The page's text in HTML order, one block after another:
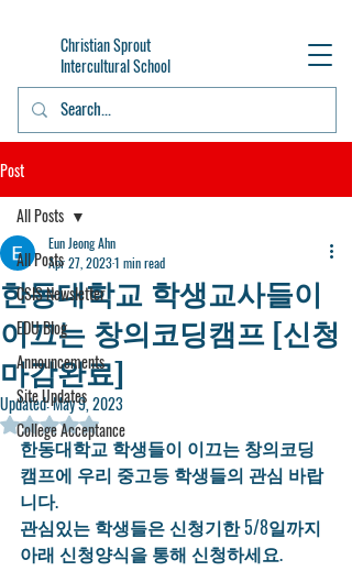
Christian Sprout
Intercultural School
Post
All Posts
CSIS Newsletter
EDU Blog
Announcements
Site Updates
College Acceptance
All Posts
한동대학교 학생교사들이
이끄는 창의코딩캠프 [신청
마감완료]
Eun Jeong Ahn
Apr 27, 20231 min read
Updated:May 9, 2023
Rated NaN out of 5 stars.
한동대학교 학생들이 이끄는 창의코딩
캠프에 우리 중고등 학생들의 관심 바랍
니다.
관심있는 학생들은 신청기한 5/8일까지
아래 신청양식을 통해 신청하세요.